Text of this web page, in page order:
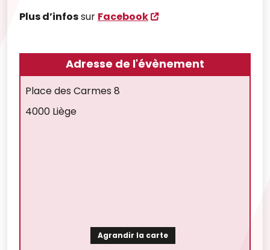
Plus d’infossur Facebook
Adresse de l'évènement
Place des Carmes 8
4000 Liège
Agrandir la carte